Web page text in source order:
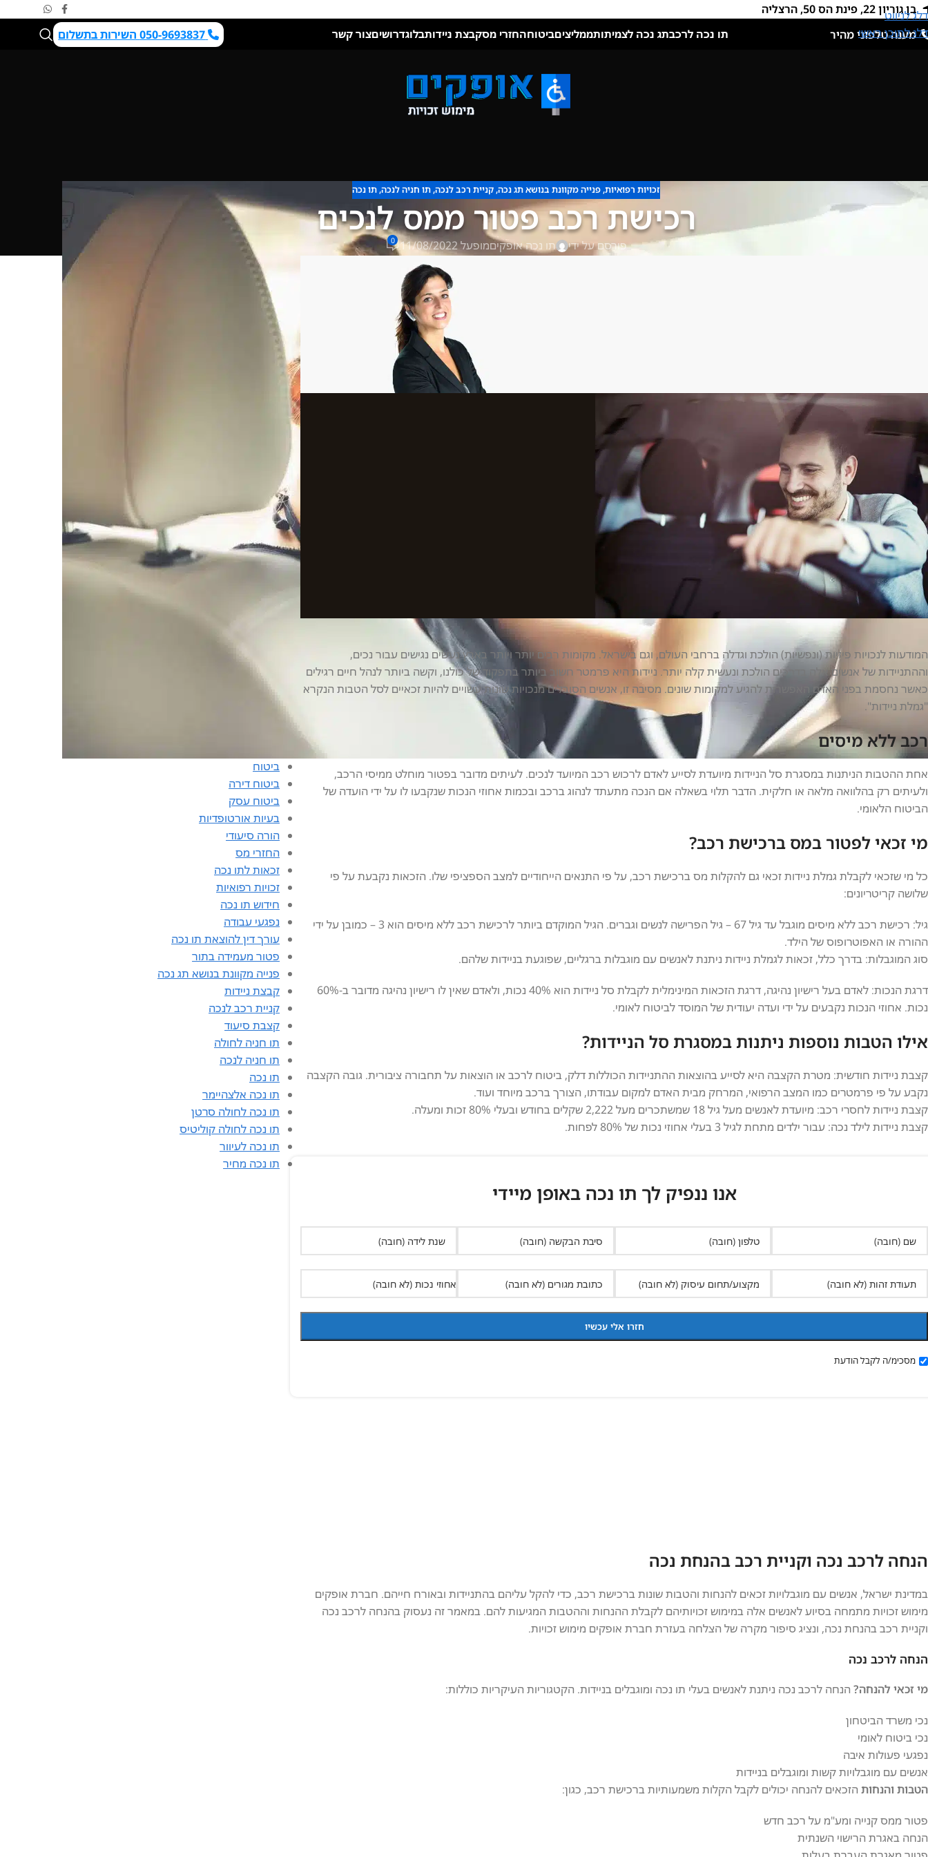
דלג לניווט
דלג לתוכן ראשי
בן גוריון 22, פינת הס 50, הרצליה
מענה טלפוני מהיר
תו נכה לרכבתג נכה לצמיתותממליציםביטוחהחזרי מסקבצת ניידותבלוגדרושיםצור קשר 050-9693837 השירות בתשלום
זכויות רפואיות,פנייה מקוונת בנושא תג נכה,קניית רכב לנכה,תו חניה לנכה,תו נכה
רכישת רכב פטור ממס לנכים
פורסם על ידי תו נכה אופקיםמופעל 11/08/2022 0
אנו ננפיק לך תו נכה
באופן מיידי
מלא/י פרטים ואנחנו נחזור אליך תוך שעה.
השאר/י פרטים
חברת אופקים הינה גוף פרטי
השירות כרוך בתשלום
הנפקת תג נכה בתשלום בקלות ובמהירות
התקשרו עכשיו 050-9693837
המודעות לנכויות פיזיות (ונפשיות) הולכת וגדלה ברחבי העולם, וגם בישראל. מקומות רבים יותר ויותר בארץ נעשים נגישים עבור נכים,
וההתניידות של אנשים אלה בדרכים הולכת ונעשית קלה יותר. ניידות היא פרמטר חשוב ביותר בתפקוד של כולנו, וקשה ביותר לנהל חיים רגילים
כאשר נחסמת בפני האדם האפשרות להגיע למקומות שונים. מסיבה זו, אנשים הסובלים מנכויות שונות עשויים להיות זכאיים לסל הטבות הנקרא
"גמלת ניידות".
רכב ללא מיסים
אחת ההטבות הניתנות במסגרת סל הניידות מיועדת לסייע לאדם לרכוש רכב המיועד לנכים. לעיתים מדובר בפטור מוחלט ממיסי הרכב,
ולעיתים רק בהלוואה מלאה או חלקית. הדבר תלוי בשאלה אם הנכה מתעתד לנהוג ברכב ובכמות אחוזי הנכות שנקבעו לו על ידי הועדה של
הביטוח הלאומי.
מי זכאי לפטור במס ברכישת רכב?
כל מי שזכאי לקבלת גמלת ניידות זכאי גם להקלות מס ברכישת רכב, על פי התנאים הייחודיים למצב הספציפי שלו. הזכאות נקבעת על פי
שלושה קריטריונים:
גיל: רכישת רכב ללא מיסים מוגבל עד גיל 67 – גיל הפרישה לנשים וגברים. הגיל המוקדם ביותר לרכישת רכב ללא מיסים הוא 3 – כמובן על ידי
ההורה או האפוטרופוס של הילד.
סוג המוגבלות: בדרך כלל, זכאות לגמלת ניידות ניתנת לאנשים עם מוגבלות ברגליים, שפוגעת בניידות שלהם.
דרגת הנכות: לאדם בעל רישיון נהיגה, דרגת הזכאות המינימלית לקבלת סל ניידות הוא 40% נכות, ולאדם שאין לו רישיון נהיגה מדובר ב-60%
נכות. אחוזי הנכות נקבעים על ידי ועדה יעודית של המוסד לביטוח לאומי.
אילו הטבות נוספות ניתנות במסגרת סל הניידות?
קצבת ניידות חודשית: מטרת הקצבה היא לסייע בהוצאות ההתניידות הכוללות דלק, ביטוח לרכב או הוצאות על תחבורה ציבורית. גובה הקצבה
נקבע על פי פרמטרים כמו המצב הרפואי, המרחק מבית האדם למקום עבודתו, הצורך ברכב מיוחד ועוד.
קצבת ניידות לחסרי רכב: מיועדת לאנשים מעל גיל 18 שמשתכרים מעל 2,222 שקלים בחודש ובעלי 80% זכות ומעלה.
קצבת ניידות לילד נכה: עבור ילדים מתחת לגיל 3 בעלי אחוזי נכות של 80% לפחות.
אנו ננפיק לך תו נכה באופן מיידי
מסכימ/ה לקבל הודעת
הנחה לרכב נכה וקניית רכב בהנחת נכה
במדינת ישראל, אנשים עם מוגבלויות זכאים להנחות והטבות שונות ברכישת רכב, כדי להקל עליהם בהתניידות ובאורח חייהם. חברת אופקים
מימוש זכויות מתמחה בסיוע לאנשים אלה במימוש זכויותיהם לקבלת ההנחות וההטבות המגיעות להם. במאמר זה נעסוק בהנחה לרכב נכה
וקניית רכב בהנחת נכה, ונציג סיפור מקרה של הצלחה בעזרת חברת אופקים מימוש זכויות.
הנחה לרכב נכה
מי זכאי להנחה? הנחה לרכב נכה ניתנת לאנשים בעלי תו נכה ומוגבלים בניידות. הקטגוריות העיקריות כוללות:
נכי משרד הביטחון
נכי ביטוח לאומי
נפגעי פעולות איבה
אנשים עם מוגבלויות קשות ומוגבלים בניידות
הטבות והנחות הזכאים להנחה יכולים לקבל הקלות משמעותיות ברכישת רכב, כגון:
פטור ממס קנייה ומע"מ על רכב חדש
הנחה באגרת הרישוי השנתית
שלח/י פרטים לקבלת הצעה
ביטוח
ביטוח דירה
ביטוח עסק
בעיות אורטופדיות
הורה סיעודי
החזרי מס
זכאות לתו נכה
זכויות רפואיות
חידוש תו נכה
נפגעי עבודה
עורך דין להוצאת תו נכה
פטור מעמידה בתור
פנייה מקוונת בנושא תג נכה
קבצת ניידות
קניית רכב לנכה
קצבת סיעוד
תו חניה לחולה
תו חניה לנכה
תו נכה
תו נכה אלצהיימר
תו נכה לחולה סרטן
תו נכה לחולה קוליטיס
תו נכה לעיוור
תו נכה מחיר